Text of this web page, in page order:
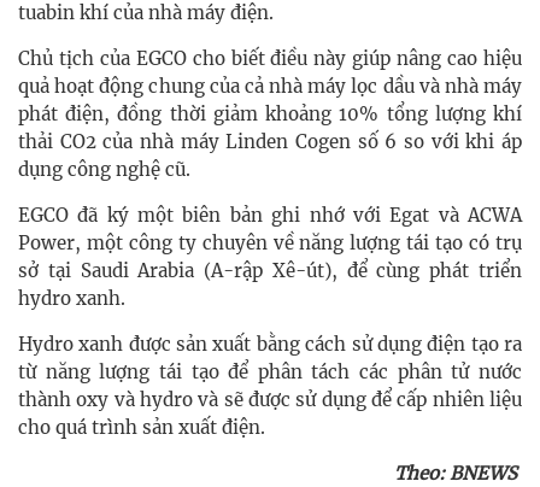
tuabin khí của nhà máy điện.
Chủ tịch của EGCO cho biết điều này giúp nâng cao hiệu
quả hoạt động chung của cả nhà máy lọc dầu và nhà máy
phát điện, đồng thời giảm khoảng 10% tổng lượng khí
thải CO2 của nhà máy Linden Cogen số 6 so với khi áp
dụng công nghệ cũ.
EGCO đã ký một biên bản ghi nhớ với Egat và ACWA
Power, một công ty chuyên về năng lượng tái tạo có trụ
sở tại Saudi Arabia (A-rập Xê-út), để cùng phát triển
hydro xanh.
Hydro xanh được sản xuất bằng cách sử dụng điện tạo ra
từ năng lượng tái tạo để phân tách các phân tử nước
thành oxy và hydro và sẽ được sử dụng để cấp nhiên liệu
cho quá trình sản xuất điện.
Theo:BNEWS